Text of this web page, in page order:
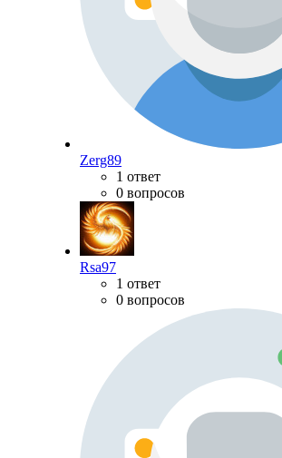
Zerg89
1 ответ
0 вопросов
Rsa97
1 ответ
0 вопросов